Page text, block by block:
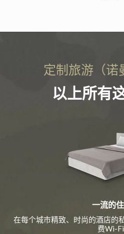
定制旅游（诺
以上所有
一流的
在每个城市精致、时尚的酒店的
费Wi-